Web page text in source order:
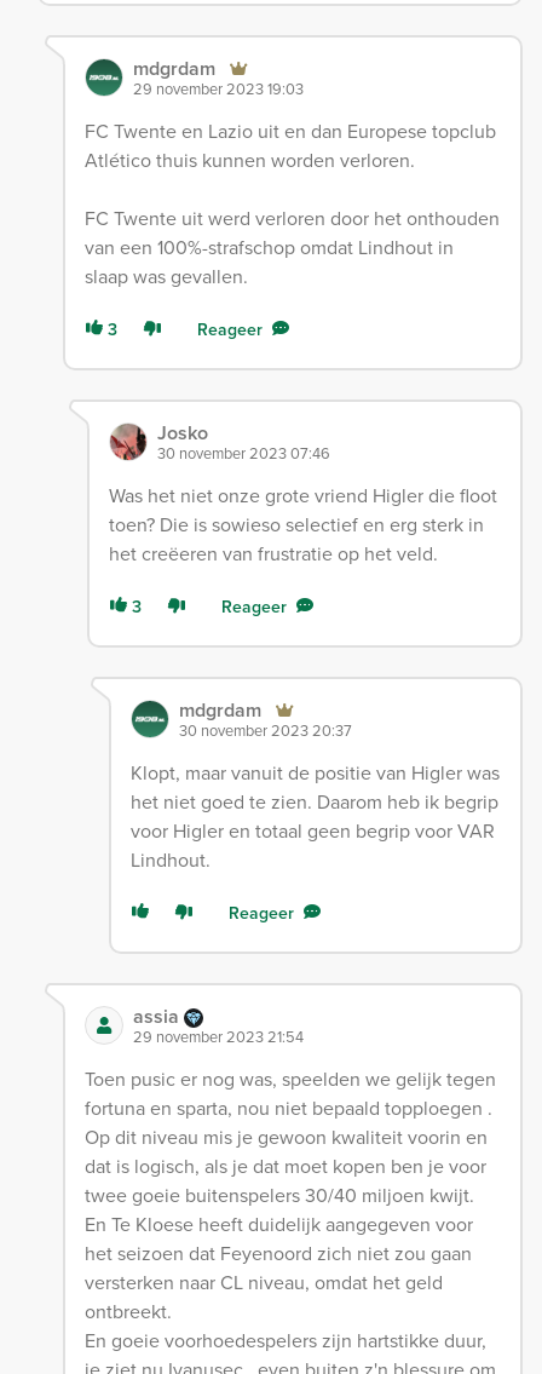
mdgrdam
29 november 2023 19:03
FC Twente en Lazio uit en dan Europese topclub
Atlético thuis kunnen worden verloren.
FC Twente uit werd verloren door het onthouden
van een 100%-strafschop omdat Lindhout in
slaap was gevallen.
3 Reageer
Josko
30 november 2023 07:46
Was het niet onze grote vriend Higler die floot
toen? Die is sowieso selectief en erg sterk in
het creëeren van frustratie op het veld.
3 Reageer
mdgrdam
30 november 2023 20:37
Klopt, maar vanuit de positie van Higler was
het niet goed te zien. Daarom heb ik begrip
voor Higler en totaal geen begrip voor VAR
Lindhout.
Reageer
assia
29 november 2023 21:54
Toen pusic er nog was, speelden we gelijk tegen
fortuna en sparta, nou niet bepaald topploegen .
Op dit niveau mis je gewoon kwaliteit voorin en
dat is logisch, als je dat moet kopen ben je voor
twee goeie buitenspelers 30/40 miljoen kwijt.
En Te Kloese heeft duidelijk aangegeven voor
het seizoen dat Feyenoord zich niet zou gaan
versterken naar CL niveau, omdat het geld
ontbreekt.
En goeie voorhoedespelers zijn hartstikke duur,